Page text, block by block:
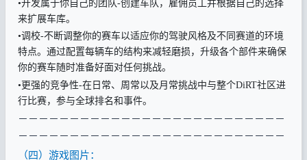
•开发属于你自己的团队-创建车队，雇佣员工并根据自己的选择
来扩展车库。
•调校-不断调整你的赛车以适应你的驾驶风格及不同赛道的环境
特点。通过配置每辆车的结构来减轻磨损，升级各个部件来确保
你的赛车随时准备好面对任何挑战。
•更强的竞争性-在日常、周常以及月常挑战中与整个DiRT社区进
行比赛，参与全球排名和事件。
－ －－－－－－－－－－－－－－－－－－－－－－－－－
－－－－－ －－－－－ －－－－－ －－－－－ －－－－－ －
（四）游戏图片：